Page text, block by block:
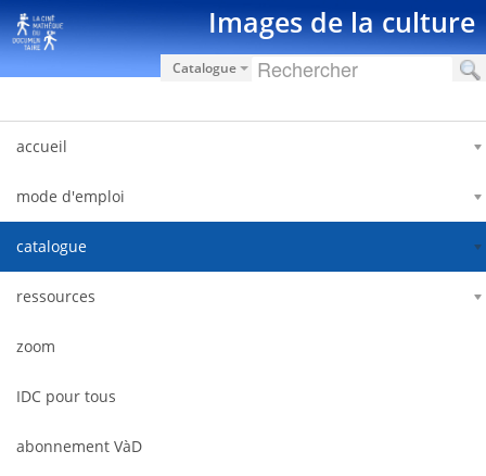
内容へスキップ Images de la culture
Catalogue
accueil
mode d'emploi
catalogue
ressources
zoom
IDC pour tous
abonnement VàD